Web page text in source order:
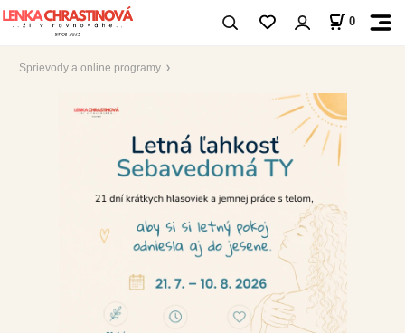
0
Sprievody a online programy